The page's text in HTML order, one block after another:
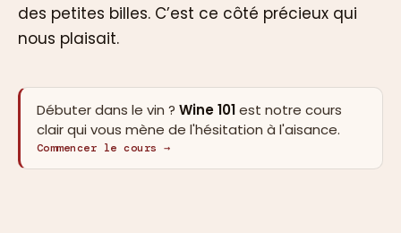
des petites billes. C’est ce côté précieux qui
nous plaisait.
Débuter dans le vin ? Wine 101est notre cours
clair qui vous mène de l'hésitation à l'aisance.
Commencer le cours →